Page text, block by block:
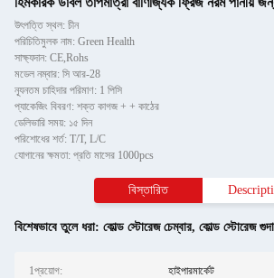
উৎপত্তি স্থল: চীন
পরিচিতিমুলক নাম: Green Health
সাক্ষ্যদান: CE,Rohs
মডেল নম্বার: সি আর-28
ন্যূনতম চাহিদার পরিমাণ: 1 পিসি
প্যাকেজিং বিবরণ: শক্ত কাগজ + + কাঠের
ডেলিভারি সময়: ১৫ দিন
পরিশোধের শর্ত: T/T, L/C
যোগানের ক্ষমতা: প্রতি মাসের 1000pcs
বিস্তারিত
বিশেষভাবে তুলে ধরা: কোল্ড স্টোরেজ চেম্বার, কোল্ড স্টোরেজ
1প্রয়োগ: হাইপারমার্কেট